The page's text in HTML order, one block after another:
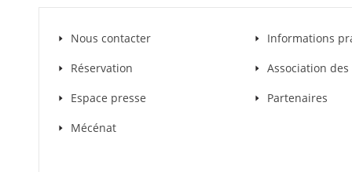
Nous contacter
Informations
Réservation
Association
Espace presse
Partenaires
Mécénat